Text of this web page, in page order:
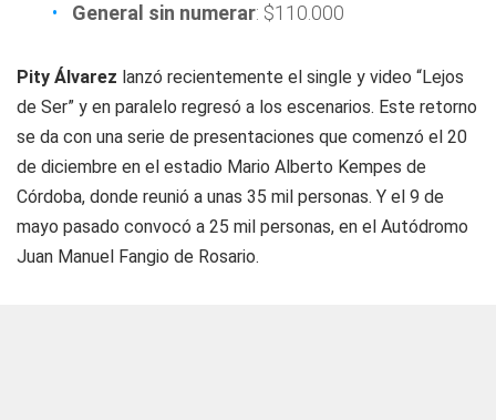
General sin numerar: $110.000
Pity Álvarez lanzó recientemente el single y video “Lejos
de Ser” y en paralelo regresó a los escenarios. Este retorno
se da con una serie de presentaciones que comenzó el 20
de diciembre en el estadio Mario Alberto Kempes de
Córdoba, donde reunió a unas 35 mil personas. Y el 9 de
mayo pasado convocó a 25 mil personas, en el Autódromo
Juan Manuel Fangio de Rosario.